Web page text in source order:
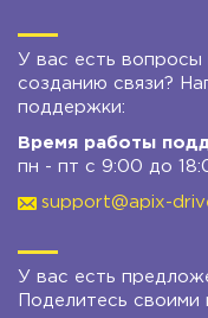
У вас есть
созданию связи?
поддержки:
Время работы
пн - пт с 9:00 до
support@apix-
У вас есть
Поделитесь